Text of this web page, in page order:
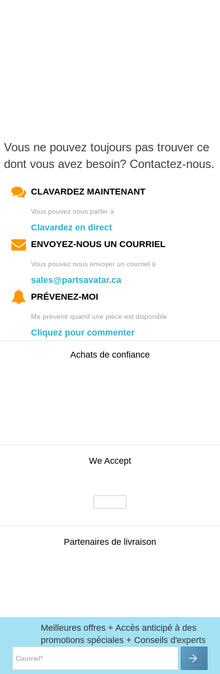
Vous ne pouvez toujours pas trouver ce
dont vous avez besoin? Contactez-nous.
CLAVARDEZ MAINTENANT
Vous pouvez nous parler à
Clavardez en direct
ENVOYEZ-NOUS UN COURRIEL
Vous pouvez nous envoyer un courriel à
sales@partsavatar.ca
PRÉVENEZ-MOI
Me prévenir quand une pièce est disponible
Cliquez pour commenter
Achats de confiance
We Accept
Partenaires de livraison
Meilleures offres + Accès anticipé à des
promotions spéciales + Conseils d'experts